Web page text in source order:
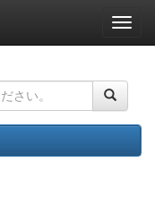
ナ
ビ
ー
ョ
ン